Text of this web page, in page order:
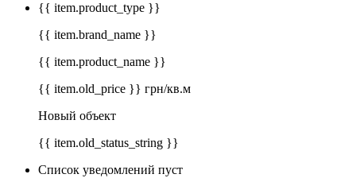
{{ item.product_type }}
{{ item.brand_name }}
{{ item.product_name }}
{{ item.old_price }} грн/кв.м
Новый объект
{{ item.old_status_string }}
Список уведомлений пуст